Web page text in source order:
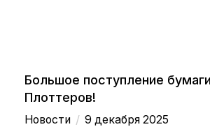
Большое поступление
Плоттеров!
Новости / 9 декабря 2025